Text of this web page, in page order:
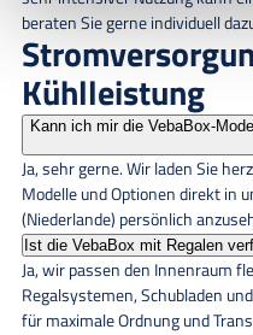
beraten Sie gerne individuell
Kühlleistung
Kann ich mir die VebaBox-
Ja, sehr gerne. Wir laden Sie
Modelle und Optionen direkt in
(Niederlande) persönlich
Ist die VebaBox mit Regalen
Ja, wir passen den Innenraum
Regalsystemen, Schubladen
für maximale Ordnung und